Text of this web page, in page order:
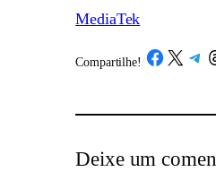
MediaTek
Compartilhe! /Share on Facebook
Share on X Share
Deixe um